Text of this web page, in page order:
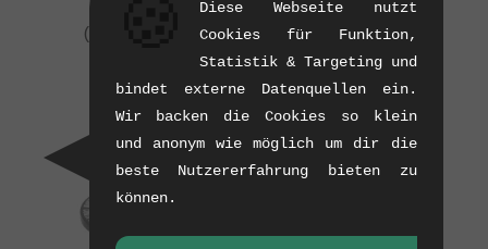
(02/2016)
wethepeople
"Utopia V3" BMX
Gabel
(01/2016)
0.88 kg
Diese Webseite nutzt
Cookies für Funktion,
Statistik & Targeting und
bindet externe Datenquellen ein.
Wir backen die Cookies so klein
und anonym wie möglich um dir die
beste Nutzererfahrung bieten zu
können.